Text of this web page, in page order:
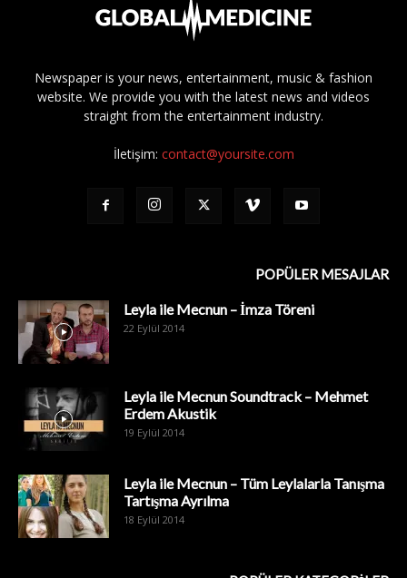
Newspaper is your news, entertainment, music & fashion
website. We provide you with the latest news and videos
straight from the entertainment industry.
İletişim: contact@yoursite.com
POPÜLER MESAJLAR
Leyla ile Mecnun – İmza Töreni
22 Eylül 2014
Leyla ile Mecnun Soundtrack – Mehmet
Erdem Akustik
19 Eylül 2014
Leyla ile Mecnun – Tüm Leylalarla Tanışma
Tartışma Ayrılma
18 Eylül 2014